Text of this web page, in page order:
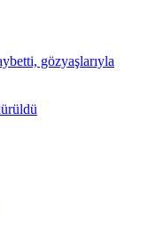
gözyaşlarıyla